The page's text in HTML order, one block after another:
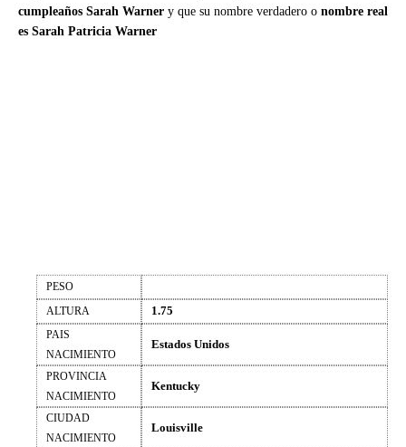
cumpleaños Sarah Warner y que su nombre verdadero o nombre real
es Sarah Patricia Warner
PESO
ALTURA
1.75
PAIS
NACIMIENTO
Estados Unidos
PROVINCIA
NACIMIENTO
Kentucky
CIUDAD
NACIMIENTO
Louisville